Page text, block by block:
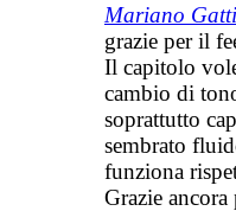
Mariano Gatti
grazie per il
Il capitolo
cambio di
soprattutto
sembrato
funziona
Grazie